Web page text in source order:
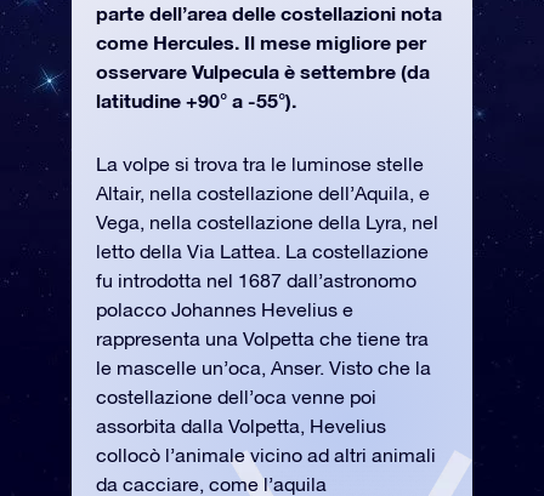
parte dell’area delle costellazioni nota
come Hercules. Il mese migliore per
osservare Vulpecula è settembre (da
latitudine +90° a -55°).
La volpe si trova tra le luminose stelle
Altair, nella costellazione dell’Aquila, e
Vega, nella costellazione della Lyra, nel
letto della Via Lattea. La costellazione
fu introdotta nel 1687 dall’astronomo
polacco Johannes Hevelius e
rappresenta una Volpetta che tiene tra
le mascelle un’oca, Anser. Visto che la
costellazione dell’oca venne poi
assorbita dalla Volpetta, Hevelius
collocò l’animale vicino ad altri animali
da cacciare, come l’aquila